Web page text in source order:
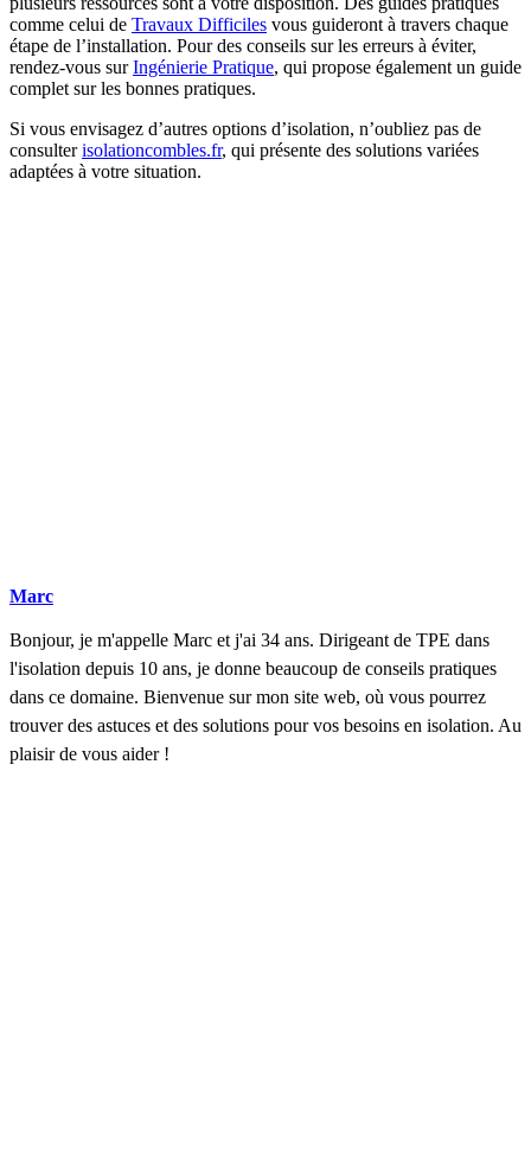
comme celui de Travaux Difficiles vous guideront à travers chaque
étape de l’installation. Pour des conseils sur les erreurs à éviter,
rendez-vous surIngénierie Pratique, qui propose également un guide
complet sur les bonnes pratiques.
Si vous envisagez d’autres options d’isolation, n’oubliez pas de
consulterisolationcombles.fr, qui présente des solutions variées
adaptées à votre situation.
Marc
Bonjour, je m'appelle Marc et j'ai 34 ans. Dirigeant de TPE dans
l'isolation depuis 10 ans, je donne beaucoup de conseils pratiques
dans ce domaine. Bienvenue sur mon site web, où vous pourrez
trouver des astuces et des solutions pour vos besoins en isolation. Au
plaisir de vous aider !